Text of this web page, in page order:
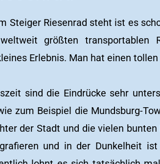
Steiger Riesenrad steht ist es
größten transportablen
Erlebnis. Man hat einen
sind die Eindrücke sehr
zum Beispiel die Mundsburg-
der Stadt und die vielen
und in der Dunkelheit